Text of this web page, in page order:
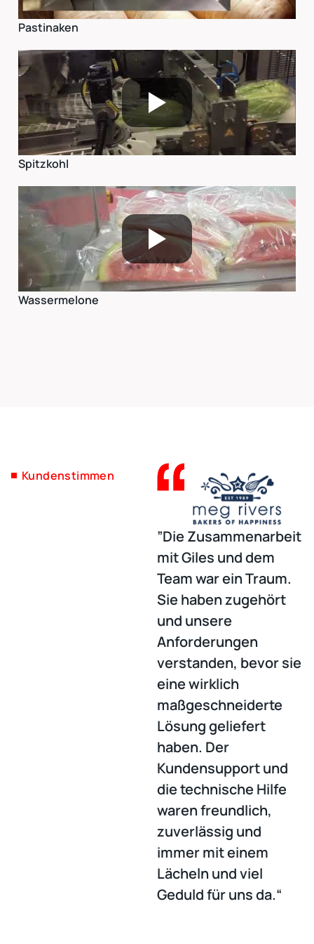
Pastinaken
Spitzkohl
Wassermelone
Kundenstimmen
”Die Zusammenarbeit
mit Giles und dem
Team war ein Traum.
Sie haben zugehört
und unsere
Anforderungen
verstanden, bevor sie
eine wirklich
maßgeschneiderte
Lösung geliefert
haben. Der
Kundensupport und
die technische Hilfe
waren freundlich,
zuverlässig und
immer mit einem
Lächeln und viel
Geduld für uns da.“